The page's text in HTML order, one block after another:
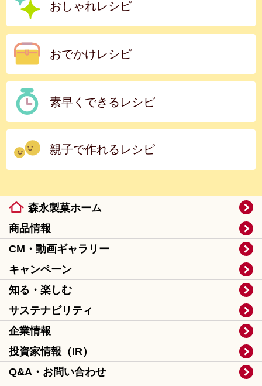
おしゃれレシピ
おでかけレシピ
素早くできるレシピ
親子で作れるレシピ
森永製菓ホーム
商品情報
CM・動画ギャラリー
キャンペーン
知る・楽しむ
サステナビリティ
企業情報
投資家情報（IR）
Q&A・お問い合わせ